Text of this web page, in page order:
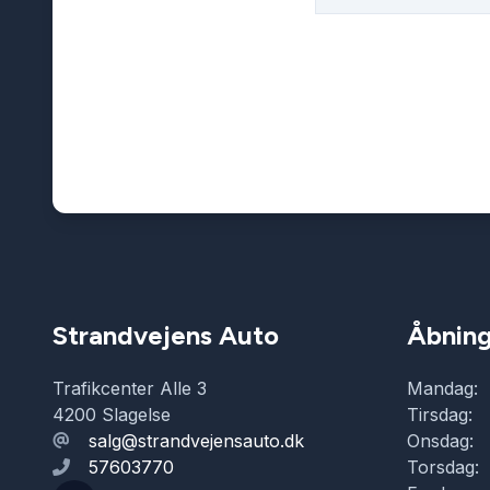
Strandvejens Auto
Trafikcenter Alle 3
4200 Slagelse
salg@strandvejensauto.dk
57603770
Mandag:
Tirsdag:
Onsdag:
Torsdag: